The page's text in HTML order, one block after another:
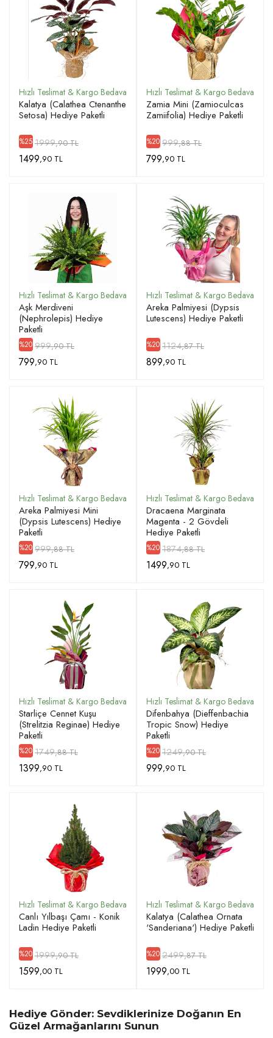
Kalatya (Calathea Ctenanthe
Setosa) Hediye Paketli
%25 1999,90 TL
1499,90 TL
Zamia Mini (Zamioculcas
Zamiifolia) Hediye Paketli
%20 999,88 TL
799,90 TL
Aşk Merdiveni
(Nephrolepis) Hediye
Paketli
%20 999,90 TL
799,90 TL
Areka Palmiyesi (Dypsis
Lutescens) Hediye Paketli
%20 1124,87 TL
899,90 TL
Areka Palmiyesi Mini
(Dypsis Lutescens) Hediye
Paketli
%20 999,88 TL
799,90 TL
Dracaena Marginata
Magenta - 2 Gövdeli
Hediye Paketli
%20 1874,88 TL
1499,90 TL
Starliçe Cennet Kuşu
(Strelitzia Reginae) Hediye
Paketli
%20 1749,88 TL
1399,90 TL
Difenbahya (Dieffenbachia
Tropic Snow) Hediye
Paketli
%20 1249,90 TL
999,90 TL
Canlı Yılbaşı Çamı - Konik
Ladin Hediye Paketli
%20 1999,90 TL
1599,00 TL
Kalatya (Calathea Ornata
'Sanderiana') Hediye Paketli
%20 2499,87 TL
1999,00 TL
Hediye Gönder: Sevdiklerinize Doğanın En
Güzel Armağanlarını Sunun